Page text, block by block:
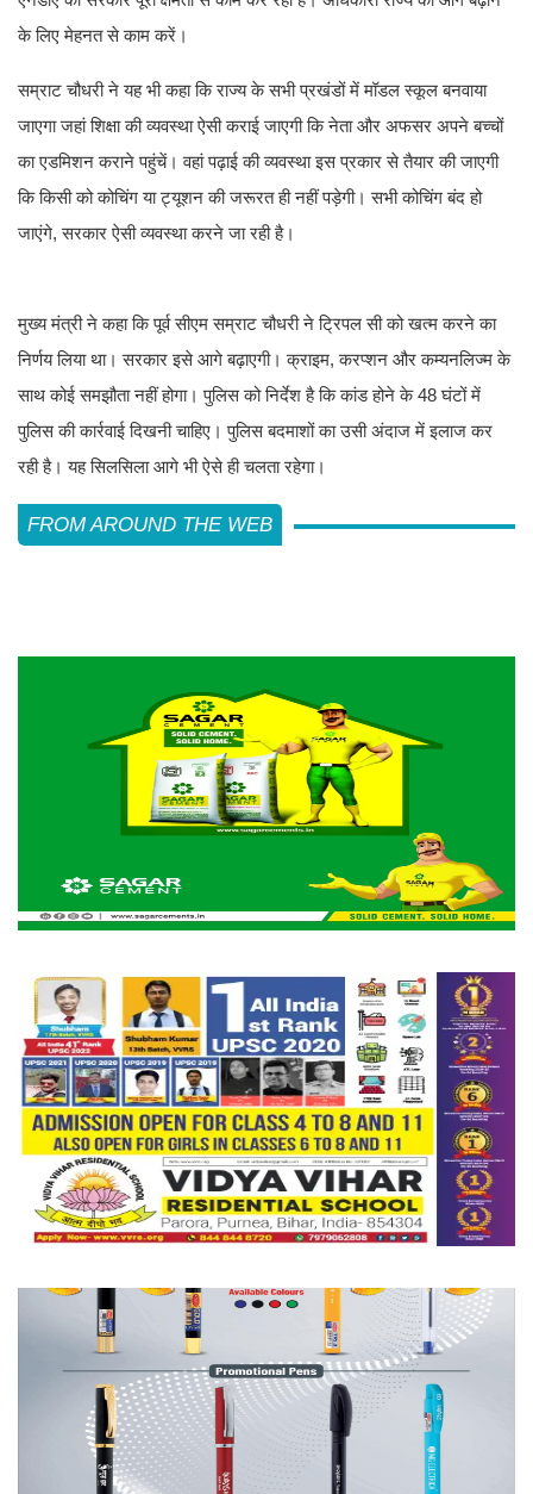
के लिए मेहनत से काम करें।
सम्राट चौधरी ने यह भी कहा कि राज्य के सभी प्रखंडों में मॉडल स्कूल बनवाया
जाएगा जहां शिक्षा की व्यवस्था ऐसी कराई जाएगी कि नेता और अफसर अपने बच्चों
का एडमिशन कराने पहुंचें। वहां पढ़ाई की व्यवस्था इस प्रकार से तैयार की जाएगी
कि किसी को कोचिंग या ट्यूशन की जरूरत ही नहीं पड़ेगी। सभी कोचिंग बंद हो
जाएंगे, सरकार ऐसी व्यवस्था करने जा रही है।
मुख्य मंत्री ने कहा कि पूर्व सीएम सम्राट चौधरी ने ट्रिपल सी को खत्म करने का
निर्णय लिया था। सरकार इसे आगे बढ़ाएगी। क्राइम, करप्शन और कम्यनलिज्म के
साथ कोई समझौता नहीं होगा। पुलिस को निर्देश है कि कांड होने के 48 घंटों में
पुलिस की कार्रवाई दिखनी चाहिए। पुलिस बदमाशों का उसी अंदाज में इलाज कर
रही है। यह सिलसिला आगे भी ऐसे ही चलता रहेगा।
FROM AROUND THE WEB